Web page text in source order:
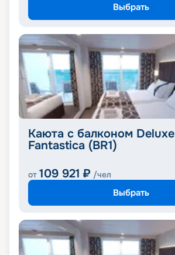
Выбрать
Каюта с балконом Deluxe
Fantastica (BR1)
от 109 921 ₽ /чел
Выбрать